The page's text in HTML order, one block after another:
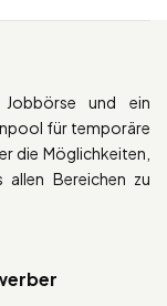
und ein
für temporäre
die Möglichkeiten,
allen Bereichen zu